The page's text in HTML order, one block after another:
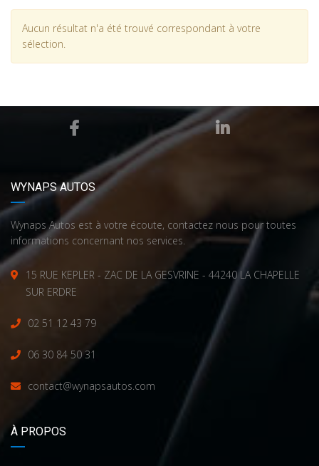
Aucun résultat n'a été trouvé correspondant à votre
sélection.
WYNAPS AUTOS
Wynaps Autos est à votre écoute, contactez nous pour toutes
informations concernant nos services.
15 RUE KEPLER - ZAC DE LA GESVRINE - 44240 LA CHAPELLE
SUR ERDRE
02 51 12 43 79
06 30 84 50 31
contact@wynapsautos.com
À PROPOS